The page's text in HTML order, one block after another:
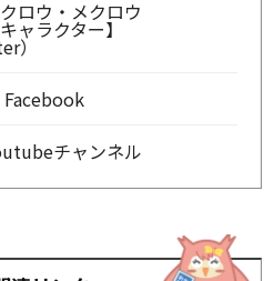
ロウ・メクロウ
ャラクター】
）
Facebook
チャンネル